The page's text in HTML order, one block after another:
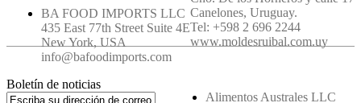
Canelones, Uruguay.
Tel: +598 2 696 2244
www.moldesruibal.com.uy
BA FOOD IMPORTS LLC
435 East 77th Street Suite 4E
New York, USA
info@bafoodimports.com
Alimentos Australes LLC
Boletín de noticias